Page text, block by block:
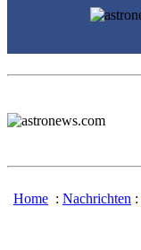
Home : Nachrichten :